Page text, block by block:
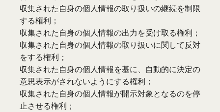
収集された自身の個人情報の取り扱いの継続を制限
する権利；
収集された自身の個人情報の出力を受け取る権利；
収集された自身の個人情報の取り扱いに関して反対
をする権利；
収集された自身の個人情報を基に、自動的に決定の
意思表示がされないようにする権利；
収集された自身の個人情報が開示対象となるのを停
止させる権利；